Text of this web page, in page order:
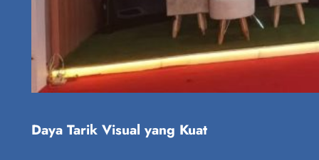
Daya Tarik Visual yang Kuat